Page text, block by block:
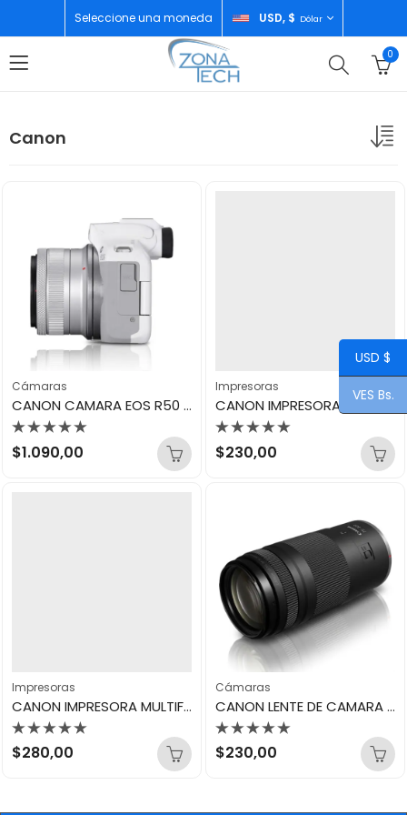
Seleccione una moneda USD, $ Dólar
0
Canon
Cámaras
CANON CAMARA EOS R50 RF-S18-45MM WHITE
Valorado
con
$1.090,00
Impresoras
CANON IMPRESORA MF3010VP LASER ALL IN ONE PRINTER
Valorado
con
$230,00
Impresoras
CANON IMPRESORA MULTIFUNCIONAL G4110
Valorado
con
$280,00
Cámaras
CANON LENTE DE CAMARA RF 75-300MM F/4-5.6
Valorado
con
$230,00
USD $
VES Bs.